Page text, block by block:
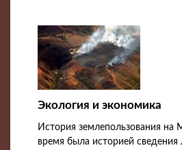
Экология и экономика
История землепользования на
время была историей сведения